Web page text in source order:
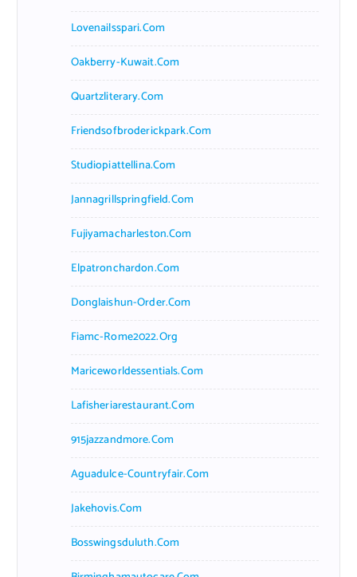
Lovenailsspari.com
Oakberry-Kuwait.com
Quartzliterary.com
Friendsofbroderickpark.com
Studiopiattellina.com
Jannagrillspringfield.com
Fujiyamacharleston.com
Elpatronchardon.com
Donglaishun-Order.com
Fiamc-Rome2022.org
Mariceworldessentials.com
Lafisheriarestaurant.com
915jazzandmore.com
Aguadulce-Countryfair.com
Jakehovis.com
Bosswingsduluth.com